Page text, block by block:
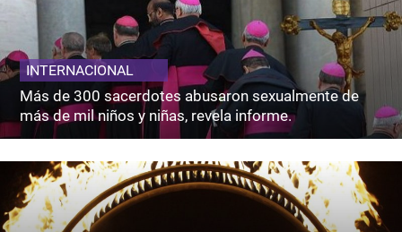
INTERNACIONAL
Más de 300 sacerdotes abusaron sexualmente de
más de mil niños y niñas, revela informe.